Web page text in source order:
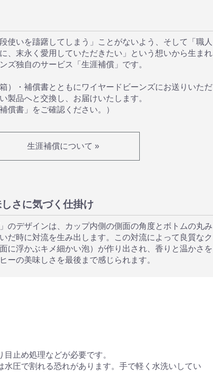
使いを躊躇してしまう」ことがないよう、そして「職人
、末永く愛用していただきたい」という想いから生まれ
ズ独自のサービス「生涯補償」です。
）・補償書とともにワイヤードビーンズにお送りいただ
製品へと交換し、お届けいたします。
償書」をご確認ください。）
生涯補償について »
さに気づく仕掛け
のデザインは、カップ内側の側面の角度とボトムの丸み
だ時に対流を生み出します。この対流によって良質なク
に浮かぶキメ細かい泡）が作り出され、香りと温かさを
ーの美味しさを最後まで感じられます。
止め処理などが必要です。
水圧で割れる恐れがあります。手で軽く水洗いしてい